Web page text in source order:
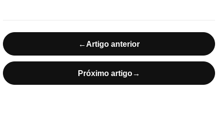
← Artigo anterior
Próximo artigo→